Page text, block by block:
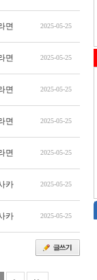
면 2025-05-25
면 2025-05-25
면 2025-05-25
면 2025-05-25
면 2025-05-25
카 2025-05-25
카 2025-05-25